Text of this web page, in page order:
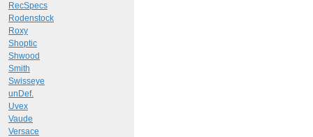
RecSpecs
Rodenstock
Roxy
Shoptic
Shwood
Smith
Swisseye
unDef.
Uvex
Vaude
Versace